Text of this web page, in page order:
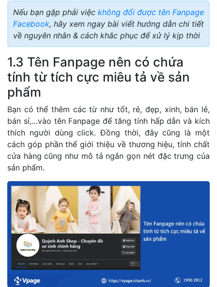
Nếu bạn gặp phải việc không đổi được tên Fanpage
Facebook, hãy xem ngay bài viết hướng dẫn chi tiết
về nguyên nhân & cách khắc phục để xử lý kịp thời
1.3 Tên Fanpage nên có chứa
tính từ tích cực miêu tả về sản
phẩm
Bạn có thể thêm các từ như tốt, rẻ, đẹp, xinh, bán lẻ,
bán sỉ,…vào tên Fanpage để tăng tính hấp dẫn và kích
thích người dùng click. Đồng thời, đây cũng là một
cách góp phần thể giới thiệu về thương hiệu, tính chất
cửa hàng cũng như mô tả ngắn gọn nét đặc trưng của
sản phẩm.